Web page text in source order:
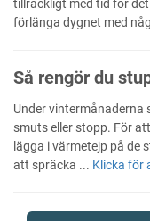
tillräckligt med tid för
förlänga dygnet med
Så rengör du
Under vintermånaderna
smuts eller stopp. För
lägga i värmetejp på de
att spräcka ... Klicka för